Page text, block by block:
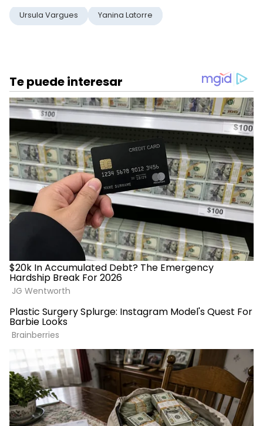
Ursula Vargues Yanina Latorre